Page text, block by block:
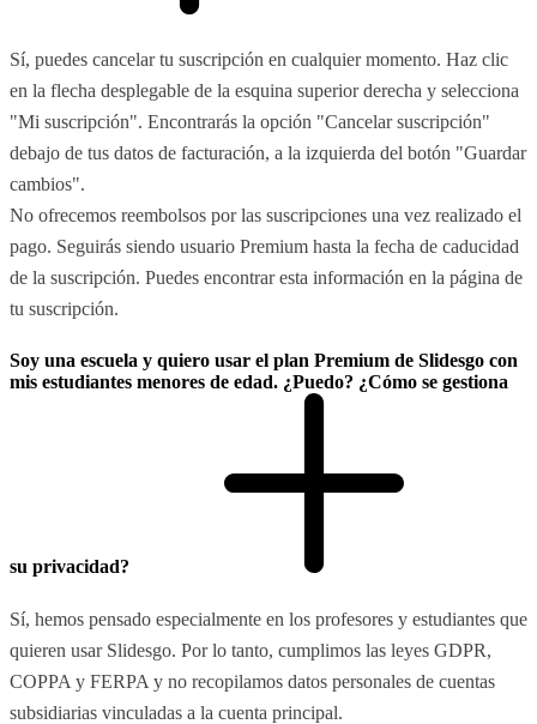
Sí, puedes cancelar tu suscripción en cualquier momento. Haz clic
en la flecha desplegable de la esquina superior derecha y selecciona
"Mi suscripción". Encontrarás la opción "Cancelar suscripción"
debajo de tus datos de facturación, a la izquierda del botón "Guardar
cambios".
No ofrecemos reembolsos por las suscripciones una vez realizado el
pago. Seguirás siendo usuario Premium hasta la fecha de caducidad
de la suscripción. Puedes encontrar esta información en la página de
tu suscripción.
Soy una escuela y quiero usar el plan Premium de Slidesgo con
mis estudiantes menores de edad. ¿Puedo? ¿Cómo se gestiona
su privacidad?
Sí, hemos pensado especialmente en los profesores y estudiantes que
quieren usar Slidesgo. Por lo tanto, cumplimos las leyes GDPR,
COPPA y FERPA y no recopilamos datos personales de cuentas
subsidiarias vinculadas a la cuenta principal.